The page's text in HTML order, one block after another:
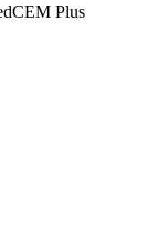
Plus